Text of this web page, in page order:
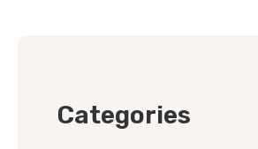
Categories